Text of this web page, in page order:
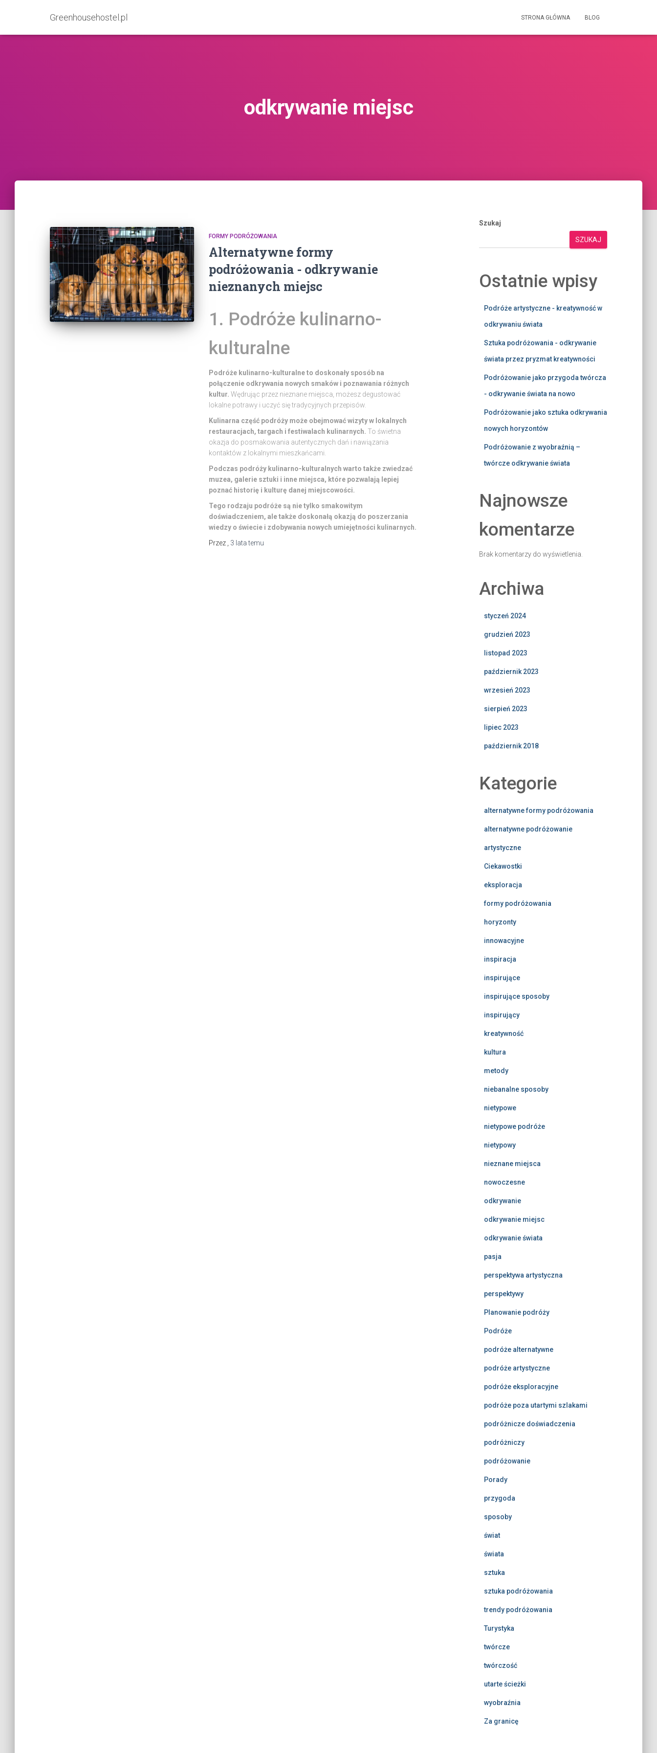
Greenhousehostel.pl STRONA GŁÓWNA BLOG
odkrywanie miejsc
FORMY PODRÓŻOWANIA
Alternatywne formy
podróżowania - odkrywanie
nieznanych miejsc
1. Podróże kulinarno-
kulturalne
Podróże kulinarno-kulturalne to doskonały sposób na
połączenie odkrywania nowych smaków i poznawania różnych
kultur. Wędrując przez nieznane miejsca, możesz degustować
lokalne potrawy i uczyć się tradycyjnych przepisów.
Kulinarna część podróży może obejmować wizyty w lokalnych
restauracjach, targach i festiwalach kulinarnych. To świetna
okazja do posmakowania autentycznych dań i nawiązania
kontaktów z lokalnymi mieszkańcami.
Podczas podróży kulinarno-kulturalnych warto także zwiedzać
muzea, galerie sztuki i inne miejsca, które pozwalają lepiej
poznać historię i kulturę danej miejscowości.
Tego rodzaju podróże są nie tylko smakowitym
doświadczeniem, ale także doskonałą okazją do poszerzania
wiedzy o świecie i zdobywania nowych umiejętności kulinarnych.
Przez
3 latatemu
Szukaj
SZUKAJ
Ostatnie wpisy
Podróże artystyczne - kreatywność w
odkrywaniu świata
Sztuka podróżowania - odkrywanie
świata przez pryzmat kreatywności
Podróżowanie jako przygoda twórcza
- odkrywanie świata na nowo
Podróżowanie jako sztuka odkrywania
nowych horyzontów
Podróżowanie z wyobraźnią –
twórcze odkrywanie świata
Najnowsze
komentarze
Brak komentarzy do wyświetlenia.
Archiwa
styczeń 2024
grudzień 2023
listopad 2023
październik 2023
wrzesień 2023
sierpień 2023
lipiec 2023
październik 2018
Kategorie
alternatywne formy podróżowania
alternatywne podróżowanie
artystyczne
Ciekawostki
eksploracja
formy podróżowania
horyzonty
innowacyjne
inspiracja
inspirujące
inspirujące sposoby
inspirujący
kreatywność
kultura
metody
niebanalne sposoby
nietypowe
nietypowe podróże
nietypowy
nieznane miejsca
nowoczesne
odkrywanie
odkrywanie miejsc
odkrywanie świata
pasja
perspektywa artystyczna
perspektywy
Planowanie podróży
Podróże
podróże alternatywne
podróże artystyczne
podróże eksploracyjne
podróże poza utartymi szlakami
podróżnicze doświadczenia
podróżniczy
podróżowanie
Porady
przygoda
sposoby
świat
świata
sztuka
sztuka podróżowania
trendy podróżowania
Turystyka
twórcze
twórczość
utarte ścieżki
wyobraźnia
Za granicę